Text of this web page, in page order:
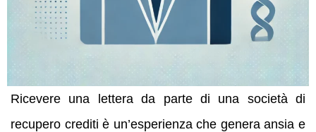
Ricevere una lettera da parte di una società di
recupero crediti è un’esperienza che genera ansia e